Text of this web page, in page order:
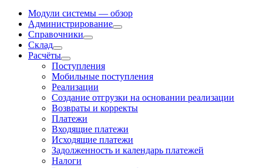
Модули системы — обзор
Администрирование
Справочники
Склад
Расчёты
Поступления
Мобильные поступления
Реализации
Создание отгрузки на основании реализации
Возвраты и корректы
Платежи
Входящие платежи
Исходящие платежи
Задолженность и календарь платежей
Налоги